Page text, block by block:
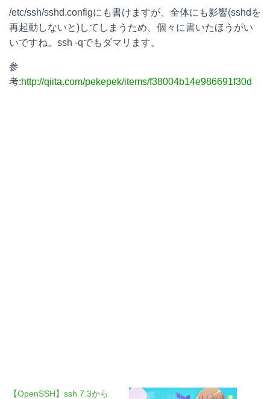
/etc/ssh/sshd.configにも書けますが、全体にも影響(sshdを
再起動しないと)してしまうため、個々に書いたほうがい
いですね。ssh -qでもダマリます。
参
考:http://qiita.com/pekepek/items/f38004b14e986691f30d
【OpenSSH】ssh 7.3から